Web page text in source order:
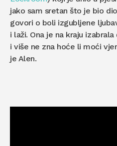
jako sam sretan što je bio
govori o boli izgubljene
i laži. Ona je na kraju
i više ne zna hoće li moći
je Alen.